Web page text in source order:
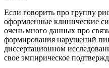
Если говорить про группу
оформленные клинические
очень много данных про
формирования нарушений
диссертационном
свое эмпирическое